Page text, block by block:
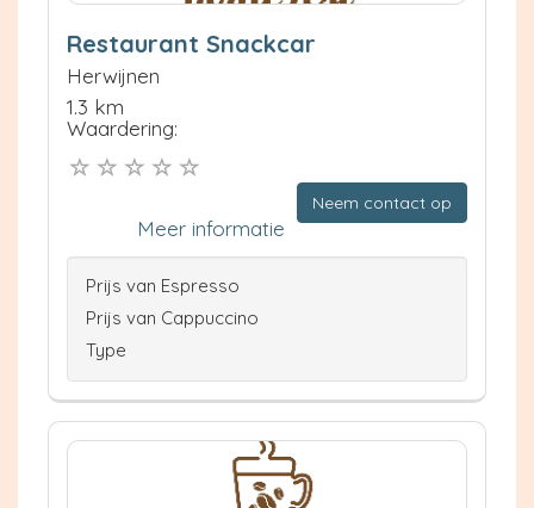
Restaurant Snackcar
Herwijnen
1.3 km
Waardering:
Neem contact op
Meer informatie
Prijs van Espresso
Prijs van Cappuccino
Type